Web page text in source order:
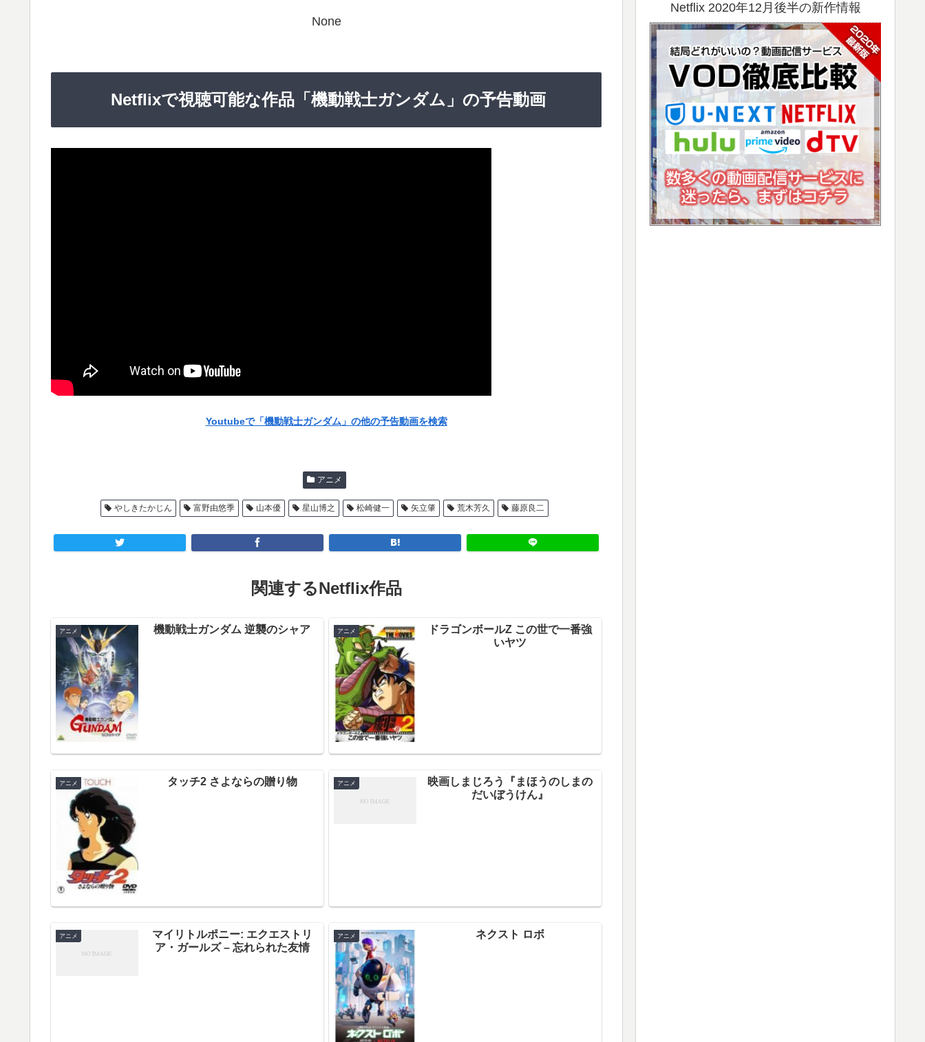
None
Netflixで視聴可能な作品「機動戦士ガンダム」の予告動画
Youtubeで「機動戦士ガンダム」の他の予告動画を検索
アニメ
やしきたかじん 富野由悠季 山本優 星山博之 松崎健一 矢立肇 荒木芳久 藤原良二
関連するNetflix作品
アニメ 機動戦士ガンダム 逆襲のシャア アニメ
ドラゴンボールZ この世で一番強
いヤツ
アニメ タッチ2 さよならの贈り物 アニメ
映画しまじろう『まほうのしまの
だいぼうけん』
アニメ
マイリトルポニー: エクエストリ
ア・ガールズ – 忘れられた友情
アニメ ネクスト ロボ
Netflix 2020年12月後半の新作情報